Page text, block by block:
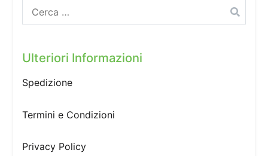
Ricerca
per:
Ulteriori Informazioni
Spedizione
Termini e Condizioni
Privacy Policy